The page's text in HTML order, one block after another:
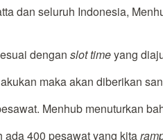
dan seluruh Indonesia,
dengan slot timeyang
maka akan diberikan
Menhub menuturkan
ada 400 pesawat yang kita